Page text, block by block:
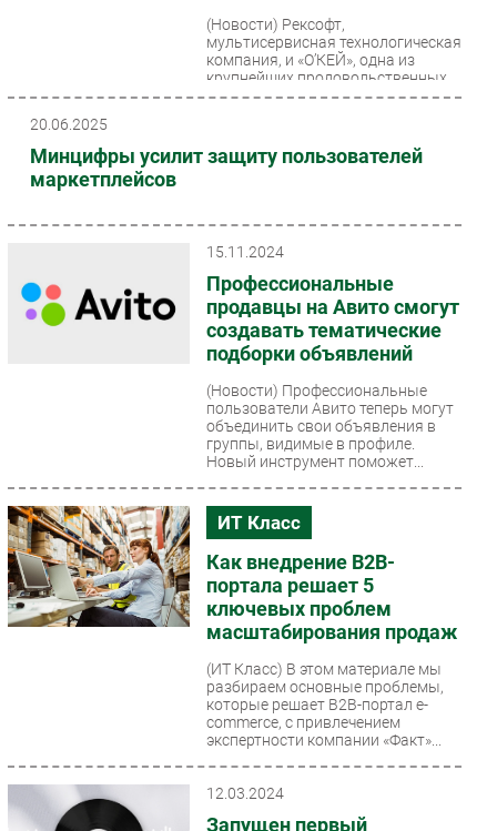
Регулирование
Web
Инновации
CIO/Управление ИТ
Новости
Аналитика
Интервью
Мероприятия
Проекты
(Новости) Рексофт,
мультисервисная технологическая
компания, и «О’КЕЙ», одна из
крупнейших продовольственных
российских сетей гипермаркетов,...
20.06.2025
Минцифры усилит защиту пользователей
маркетплейсов
15.11.2024
Профессиональные
продавцы на Авито смогут
создавать тематические
подборки объявлений
(Новости) Профессиональные
пользователи Авито теперь могут
объединить свои объявления в
группы, видимые в профиле.
Новый инструмент поможет...
ИТ Класс
Как внедрение B2B-
портала решает 5
ключевых проблем
масштабирования продаж
(ИТ Класс) В этом материале мы
разбираем основные проблемы,
которые решает B2B-портал e-
commerce, с привлечением
экспертности компании «Факт»...
12.03.2024
Запущен первый